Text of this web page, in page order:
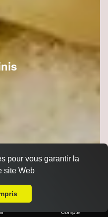
Compte
pour vous garantir la
site Web